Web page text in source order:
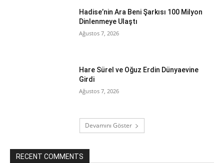
Hadise’nin Ara Beni Şarkısı 100 Milyon
Dinlenmeye Ulaştı
Ağustos 7, 2026
Hare Sürel ve Oğuz Erdin Dünyaevine
Girdi
Ağustos 7, 2026
Devamını Göster
RECENT COMMENTS